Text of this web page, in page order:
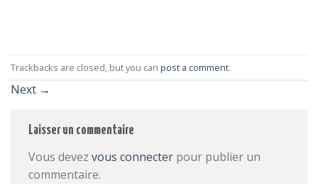
Trackbacks are closed, but you can post a comment.
Next →
Laisser un commentaire
Vous devez vous connecter pour publier un
commentaire.